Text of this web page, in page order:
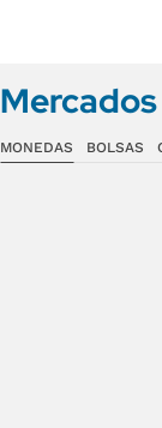
Mercados
MONEDAS BOLSAS